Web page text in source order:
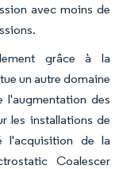
avec moins de
grâce à la
un autre domaine
l'augmentation des
les installations de
l'acquisition de la
Coalescer